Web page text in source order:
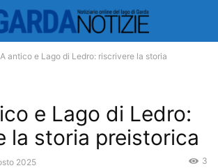
antico e Lago di Ledro: riscrivere la storia
e Lago di Ledro:
la storia preistorica
2025 3